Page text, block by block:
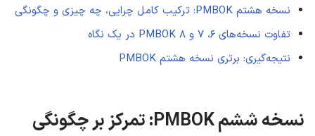
نسخه هشتم PMBOK: ترکیب کامل چرایی، چه چیزی و چگونگی
تفاوت نسخه‌های ۶، ۷ و ۸ PMBOK در یک نگاه
نتیجه‌گیری: برتری نسخه هشتم PMBOK
نسخه ششم PMBOK: تمرکز بر چگونگی